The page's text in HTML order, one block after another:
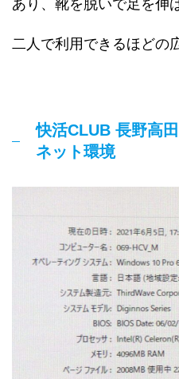
あり、靴を脱いで足を伸
二人で利用できるほどの
快活CLUB 長野高
ネット環境